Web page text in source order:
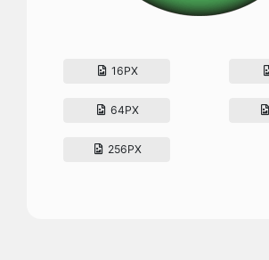
16PX
64PX
256PX